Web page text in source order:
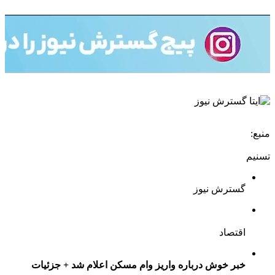
منبع:
تسنیم
گسترش نیوز
اقتصاد
خبر خوش درباره واریز وام مسکن اعلام شد + جزئیات